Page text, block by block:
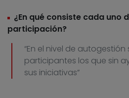
¿En qué consiste cada uno
participación?
“En el nivel de
participantes los que sin
sus iniciativas”